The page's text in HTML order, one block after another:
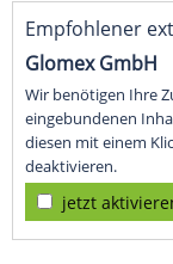
Empfohlener
Glomex GmbH
Wir benötigen Ihre
eingebundenen
diesen mit einem
deaktivieren.
jetzt